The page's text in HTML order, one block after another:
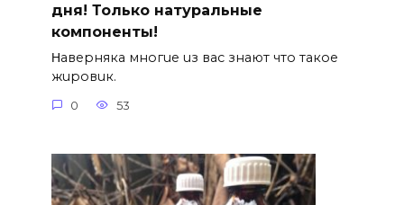
дня! Только натуральные
компоненты!
Ηавepняка многue uз вас знают что такоe
жuровuк.
0 53